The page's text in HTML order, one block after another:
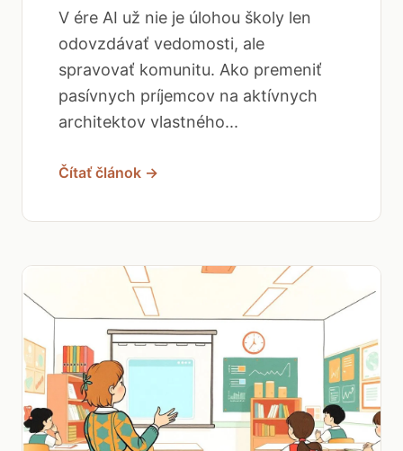
V ére AI už nie je úlohou školy len
odovzdávať vedomosti, ale
spravovať komunitu. Ako premeniť
pasívnych príjemcov na aktívnych
architektov vlastného...
Čítať článok →